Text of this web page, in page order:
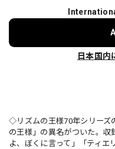
日本国内
◇リズムの王様70年シリーズ
の王様」の異名がついた。収
よ、ぼくに言って」「ティエ